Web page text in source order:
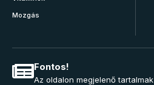
Mozgás
Fontos!
Az oldalon megjelenő